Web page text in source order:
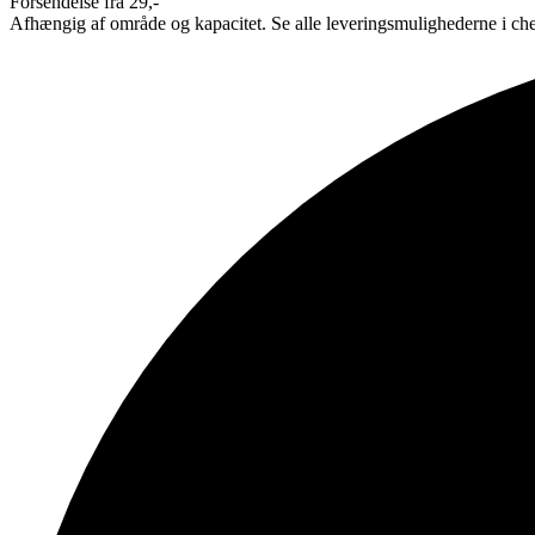
Afhængig af område og kapacitet. Se alle leveringsmulighederne i